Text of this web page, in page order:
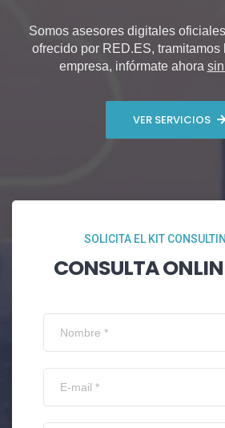
Somos asesores digitales
ofrecido por RED.ES, tramitamos
empresa, infórmate ahora
VER SERVICIOS
SOLICITA EL KIT
CONSULTA